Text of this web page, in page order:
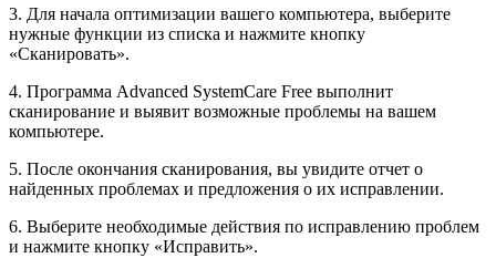
3. Для начала оптимизации вашего компьютера, выберите
нужные функции из списка и нажмите кнопку
«Сканировать».
4. Программа Advanced SystemCare Free выполнит
сканирование и выявит возможные проблемы на вашем
компьютере.
5. После окончания сканирования, вы увидите отчет о
найденных проблемах и предложения о их исправлении.
6. Выберите необходимые действия по исправлению проблем
и нажмите кнопку «Исправить».